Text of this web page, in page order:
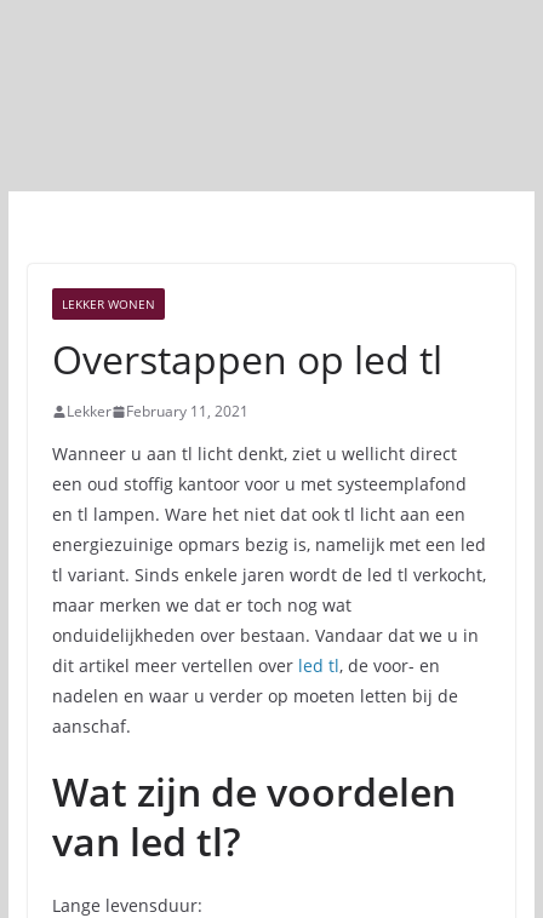
LEKKER WONEN
Overstappen op led tl
Lekker February 11, 2021
Wanneer u aan tl licht denkt, ziet u wellicht direct
een oud stoffig kantoor voor u met systeemplafond
en tl lampen. Ware het niet dat ook tl licht aan een
energiezuinige opmars bezig is, namelijk met een led
tl variant. Sinds enkele jaren wordt de led tl verkocht,
maar merken we dat er toch nog wat
onduidelijkheden over bestaan. Vandaar dat we u in
dit artikel meer vertellen over led tl, de voor- en
nadelen en waar u verder op moeten letten bij de
aanschaf.
Wat zijn de voordelen
van led tl?
Lange levensduur: